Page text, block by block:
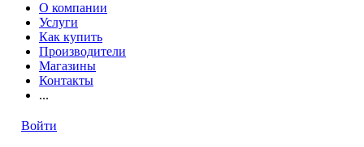
О компании
Услуги
Как купить
Производители
Магазины
Контакты
...
Войти